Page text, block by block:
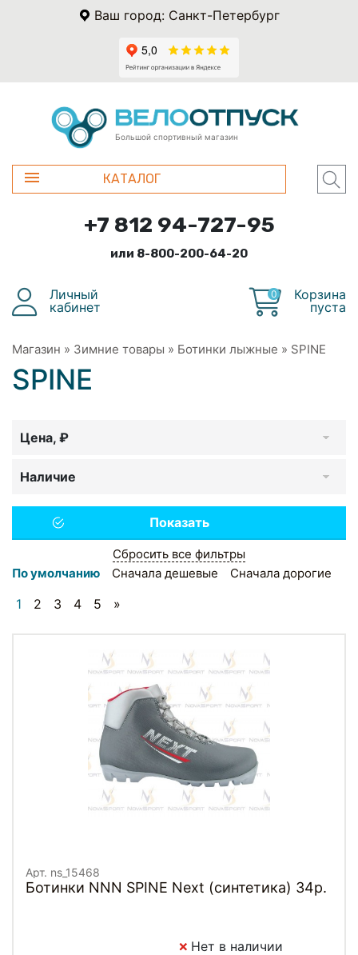
Ваш город: Санкт-Петербург
Большой спортивный магазин
КАТАЛОГ
+7 812 94-727-95
или 8-800-200-64-20
Личный
кабинет
0
Корзина
пуста
Магазин » Зимние товары » Ботинки лыжные » SPINE
SPINE
Цена, ₽
Наличие
Сбросить все фильтры
По умолчанию
Сначала дешевые Сначала дорогие
1 2 3 4 5 »
Арт. ns_15468
Ботинки NNN SPINE Next (синтетика) 34р.
Нет в наличии